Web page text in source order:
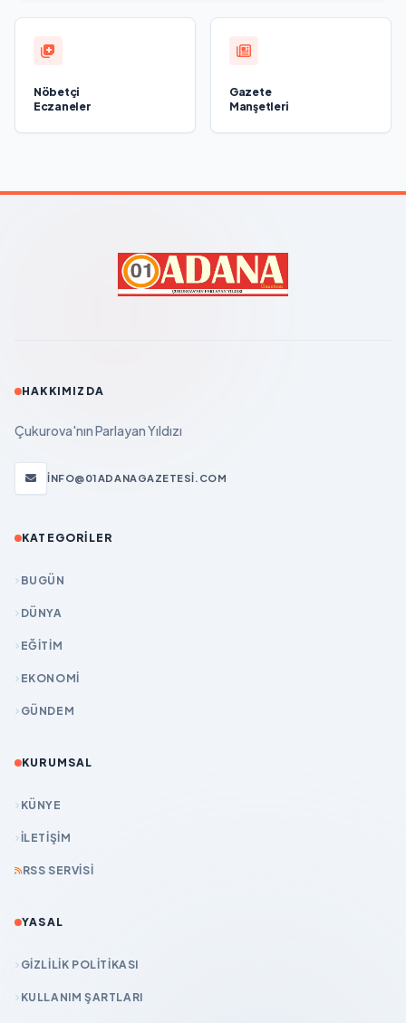
Nöbetçi
Eczaneler
Gazete
Manşetleri
HAKKIMIZDA
Çukurova'nın Parlayan Yıldızı
INFO@01ADANAGAZETESI.COM
KATEGORILER
BUGÜN
DÜNYA
EĞİTİM
EKONOMİ
GÜNDEM
KURUMSAL
KÜNYE
İLETIŞIM
RSS SERVISI
YASAL
GIZLILIK POLITIKASI
KULLANIM ŞARTLARI